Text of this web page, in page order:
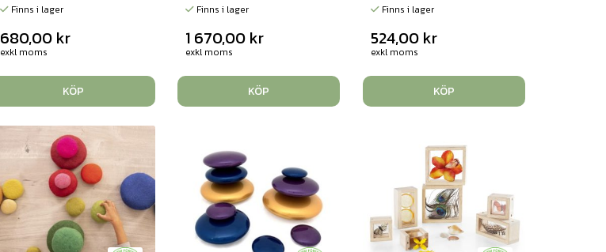
Finns i lager
680,00 kr
exkl moms
KÖP
Finns i lager
1 670,00 kr
exkl moms
KÖP
Finns i lager
524,00 kr
exkl moms
KÖP